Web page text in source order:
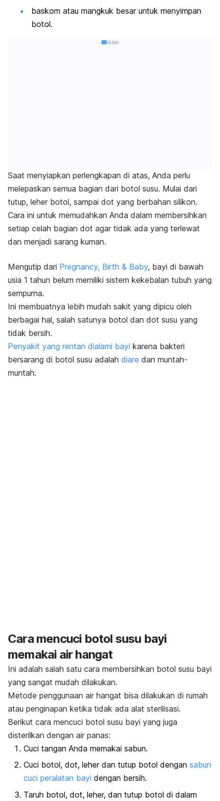
baskom atau mangkuk besar untuk menyimpan
botol.
Iklan
Saat menyiapkan perlengkapan di atas, Anda perlu
melepaskan semua bagian dari botol susu. Mulai dari
tutup, leher botol, sampai dot yang berbahan silikon.
Cara ini untuk memudahkan Anda dalam membersihkan
setiap celah bagian dot agar tidak ada yang terlewat
dan menjadi sarang kuman.
Mengutip dari Pregnancy, Birth & Baby, bayi di bawah
usia 1 tahun belum memiliki sistem kekebalan tubuh yang
sempurna.
Ini membuatnya lebih mudah sakit yang dipicu oleh
berbagai hal, salah satunya botol dan dot susu yang
tidak bersih.
Penyakit yang rentan dialami bayi karena bakteri
bersarang di botol susu adalah diare dan muntah-
muntah.
Cara mencuci botol susu bayi
memakai air hangat
Ini adalah salah satu cara membersihkan botol susu bayi
yang sangat mudah dilakukan.
Metode penggunaan air hangat bisa dilakukan di rumah
atau penginapan ketika tidak ada alat sterilisasi.
Berikut cara mencuci botol susu bayi yang juga
disterilkan dengan air panas:
Cuci tangan Anda memakai sabun.
Cuci botol, dot, leher dan tutup botol dengan sabun
cuci peralatan bayi dengan bersih.
Taruh botol, dot, leher, dan tutup botol di dalam